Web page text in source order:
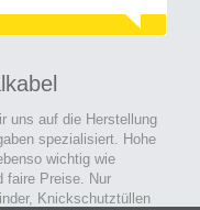
uns auf die Herstellung
spezialisiert. Hohe
wichtig wie
faire Preise. Nur
Knickschutztüllen